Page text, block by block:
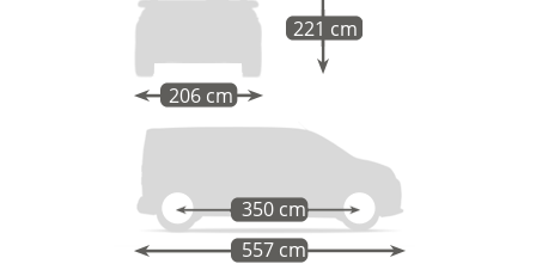
206 cm
221 cm
557 cm
350 cm